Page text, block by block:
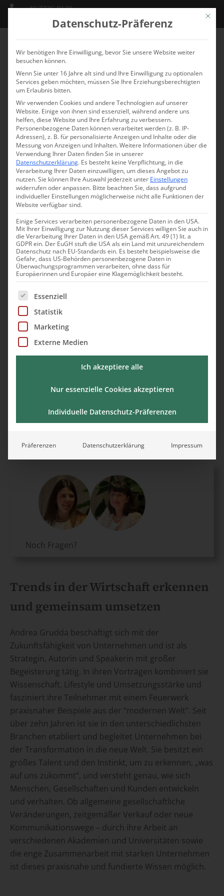
+49 7735 8130
info@schlossmarbach.de
Leadership Workshop mit
Andrea Grudda
Tagung oder Zimmer gebucht?
mit einer Tagung oder Übernachtung buchbar.
Noch Fragen?
Trends in der Wirtschaft erkennen
und gemeinsam umsetzen
Andrea Grudda beschäftigt sich mit der
Zukunftsfähigkeit von Unternehmen und ist als
Strategin, Autorin und Speakerin mit großer
Begeisterung tätig. In ihren Vorträgen kombiniert sie
Wissenschaft, Lifestyle und Umsetzungsstärke und
fasziniert ihre Teilnehmer mit einem Feuerwerk
praxisnaher Beispiele aus der “modernen Welt”. Seit
über zehn Jahren ist sie in den unterschiedlichsten
Branchen etabliert und begleitet Unternehmen bei
der Transformation in die neue Welt. Sie besitzt ein
großes Talent und den Instinkt, um zu erkennen, „was
auf uns zukommt“, und versteht genau, wie sich
Menschen, Gesellschaften und Kunden entwickeln
und verhalten. Ob allgemeine gesellschaftliche
Veränderungen, zeitgemäßer Verkauf oder neue
Kommunikationswege – durch ihre Arbeit an
verschiedenen Akademien und Universitäten sowie
die enge Zusammenarbeit mit starken Unternehmen
ist dieses praxisnahe und fundierte Wissen möglich.
Mit
Datenschutz-Präferenz
Wir benötigen Ihre Einwilligung, bevor Sie unsere Website weiter
besuchen können.
Wenn Sie unter 16 Jahre alt sind und Ihre Einwilligung zu optionalen
Services geben möchten, müssen Sie Ihre Erziehungsberechtigten
um Erlaubnis bitten.
Wir verwenden Cookies und andere Technologien auf unserer
Website. Einige von ihnen sind essenziell, während andere uns
helfen, diese Website und Ihre Erfahrung zu verbessern.
Personenbezogene Daten können verarbeitet werden (z. B. IP-
Adressen), z. B. für personalisierte Anzeigen und Inhalte oder die
Messung von Anzeigen und Inhalten.Weitere Informationen über die
Verwendung Ihrer Daten finden Sie in unserer
Datenschutzerklärung. Es besteht keine Verpflichtung, in die
Verarbeitung Ihrer Daten einzuwilligen, um dieses Angebot zu
nutzen.Sie können Ihre Auswahl jederzeit unter Einstellungen
widerrufen oder anpassen. Bitte beachten Sie, dass aufgrund
individueller Einstellungen möglicherweise nicht alle Funktionen der
Website verfügbar sind.
Einige Services verarbeiten personenbezogene Daten in den USA.
Mit Ihrer Einwilligung zur Nutzung dieser Services willigen Sie auch in
die Verarbeitung Ihrer Daten in den USA gemäß Art. 49 (1) lit. a
GDPR ein. Der EuGH stuft die USA als ein Land mit unzureichendem
Datenschutz nach EU-Standards ein. Es besteht beispielsweise die
Gefahr, dass US-Behörden personenbezogene Daten in
Überwachungsprogrammen verarbeiten, ohne dass für
Europäerinnen und Europäer eine Klagemöglichkeit besteht.
Es folgt eine Liste der Service-Gruppen, für die eine
Essenziell
Statistik
Marketing
Externe Medien
Ich akzeptiere alle
Nur essenzielle Cookies akzeptieren
Individuelle Datenschutz-Präferenzen
Präferenzen Datenschutzerklärung Impressum